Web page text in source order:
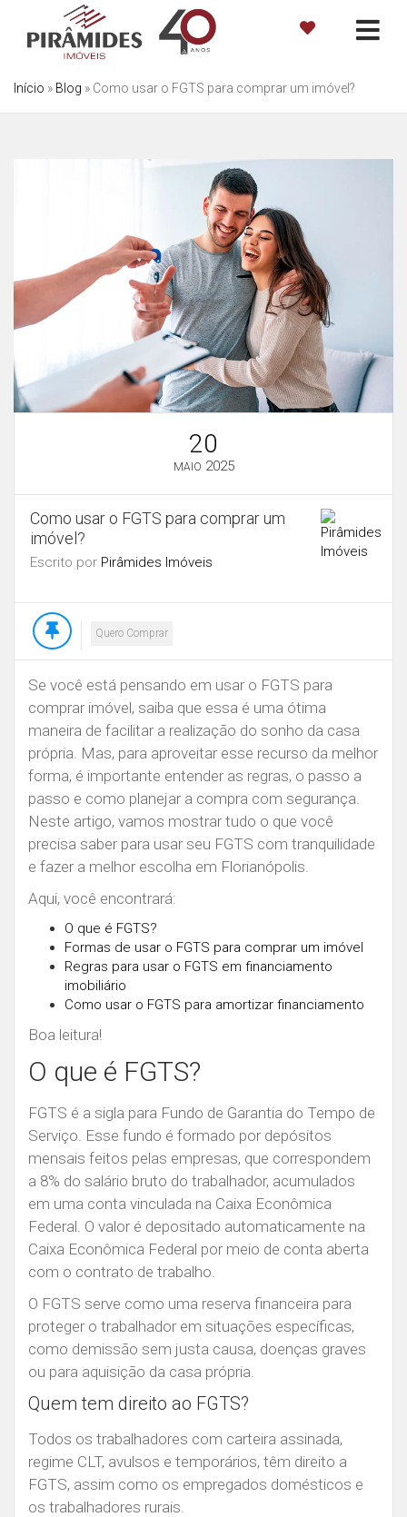
Início » Blog » Como usar o FGTS para comprar um imóvel?
20
MAIO 2025
Como usar o FGTS para comprar um
imóvel?
Escrito por Pirâmides Imóveis
Quero Comprar
Se você está pensando em usar o FGTS para
comprar imóvel, saiba que essa é uma ótima
maneira de facilitar a realização do sonho da casa
própria. Mas, para aproveitar esse recurso da melhor
forma, é importante entender as regras, o passo a
passo e como planejar a compra com segurança.
Neste artigo, vamos mostrar tudo o que você
precisa saber para usar seu FGTS com tranquilidade
e fazer a melhor escolha em Florianópolis.
Aqui, você encontrará:
O que é FGTS?
Formas de usar o FGTS para comprar um imóvel
Regras para usar o FGTS em financiamento
imobiliário
Como usar o FGTS para amortizar financiamento
Boa leitura!
O que é FGTS?
FGTS é a sigla para Fundo de Garantia do Tempo de
Serviço. Esse fundo é formado por depósitos
mensais feitos pelas empresas, que correspondem
a 8% do salário bruto do trabalhador, acumulados
em uma conta vinculada na Caixa Econômica
Federal. O valor é depositado automaticamente na
Caixa Econômica Federal por meio de conta aberta
com o contrato de trabalho.
O FGTS serve como uma reserva financeira para
proteger o trabalhador em situações específicas,
como demissão sem justa causa, doenças graves
ou para aquisição da casa própria.
Quem tem direito ao FGTS?
Todos os trabalhadores com carteira assinada,
regime CLT, avulsos e temporários, têm direito a
FGTS, assim como os empregados domésticos e
os trabalhadores rurais.